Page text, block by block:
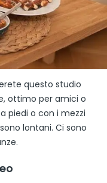
questo studio
ottimo per amici o
piedi o con i mezzi
lontani. Ci sono